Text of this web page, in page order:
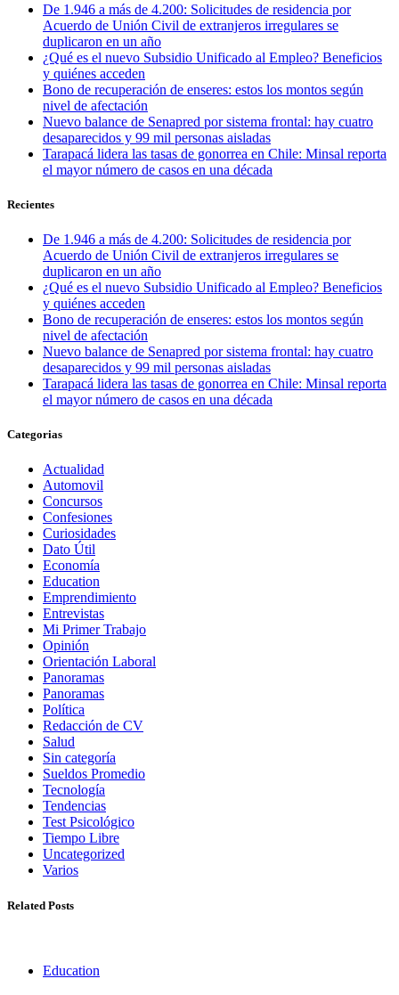
De 1.946 a más de 4.200: Solicitudes de residencia por
Acuerdo de Unión Civil de extranjeros irregulares se
duplicaron en un año
¿Qué es el nuevo Subsidio Unificado al Empleo? Beneficios
y quiénes acceden
Bono de recuperación de enseres: estos los montos según
nivel de afectación
Nuevo balance de Senapred por sistema frontal: hay cuatro
desaparecidos y 99 mil personas aisladas
Tarapacá lidera las tasas de gonorrea en Chile: Minsal reporta
el mayor número de casos en una década
Recientes
De 1.946 a más de 4.200: Solicitudes de residencia por
Acuerdo de Unión Civil de extranjeros irregulares se
duplicaron en un año
¿Qué es el nuevo Subsidio Unificado al Empleo? Beneficios
y quiénes acceden
Bono de recuperación de enseres: estos los montos según
nivel de afectación
Nuevo balance de Senapred por sistema frontal: hay cuatro
desaparecidos y 99 mil personas aisladas
Tarapacá lidera las tasas de gonorrea en Chile: Minsal reporta
el mayor número de casos en una década
Categorias
Actualidad
Automovil
Concursos
Confesiones
Curiosidades
Dato Útil
Economía
Education
Emprendimiento
Entrevistas
Mi Primer Trabajo
Opinión
Orientación Laboral
Panoramas
Panoramas
Política
Redacción de CV
Salud
Sin categoría
Sueldos Promedio
Tecnología
Tendencias
Test Psicológico
Tiempo Libre
Uncategorized
Varios
Related Posts
Education